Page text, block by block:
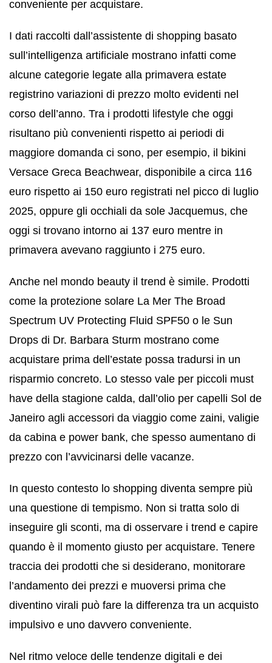
conveniente per acquistare.
I dati raccolti dall’assistente di shopping basato
sull’intelligenza artificiale mostrano infatti come
alcune categorie legate alla primavera estate
registrino variazioni di prezzo molto evidenti nel
corso dell’anno. Tra i prodotti lifestyle che oggi
risultano più convenienti rispetto ai periodi di
maggiore domanda ci sono, per esempio, il bikini
Versace Greca Beachwear, disponibile a circa 116
euro rispetto ai 150 euro registrati nel picco di luglio
2025, oppure gli occhiali da sole Jacquemus, che
oggi si trovano intorno ai 137 euro mentre in
primavera avevano raggiunto i 275 euro.
Anche nel mondo beauty il trend è simile. Prodotti
come la protezione solare La Mer The Broad
Spectrum UV Protecting Fluid SPF50 o le Sun
Drops di Dr. Barbara Sturm mostrano come
acquistare prima dell’estate possa tradursi in un
risparmio concreto. Lo stesso vale per piccoli must
have della stagione calda, dall’olio per capelli Sol de
Janeiro agli accessori da viaggio come zaini, valigie
da cabina e power bank, che spesso aumentano di
prezzo con l’avvicinarsi delle vacanze.
In questo contesto lo shopping diventa sempre più
una questione di tempismo. Non si tratta solo di
inseguire gli sconti, ma di osservare i trend e capire
quando è il momento giusto per acquistare. Tenere
traccia dei prodotti che si desiderano, monitorare
l’andamento dei prezzi e muoversi prima che
diventino virali può fare la differenza tra un acquisto
impulsivo e uno davvero conveniente.
Nel ritmo veloce delle tendenze digitali e dei